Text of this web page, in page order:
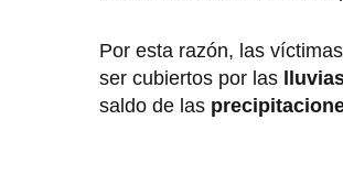
Por esta razón, las
ser cubiertos por las
saldo de las